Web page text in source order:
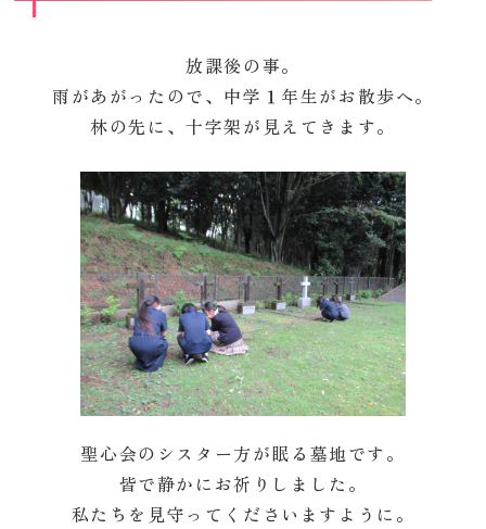
放課後の事。
雨があがったので、中学１年生がお散歩へ。
林の先に、十字架が見えてきます。
聖心会のシスター方が眠る墓地です。
皆で静かにお祈りしました。
私たちを見守ってくださいますように。